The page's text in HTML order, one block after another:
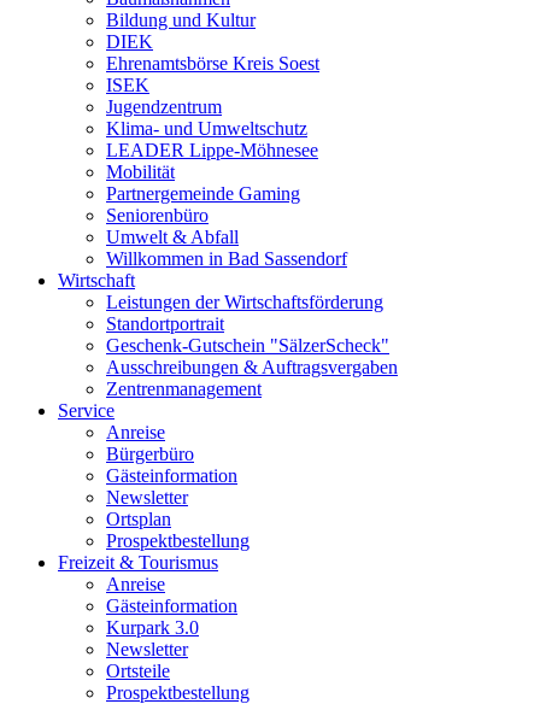
Bildung und Kultur
DIEK
Ehrenamtsbörse Kreis Soest
ISEK
Jugendzentrum
Klima- und Umweltschutz
LEADER Lippe-Möhnesee
Mobilität
Partnergemeinde Gaming
Seniorenbüro
Umwelt & Abfall
Willkommen in Bad Sassendorf
Wirtschaft
Leistungen der Wirtschaftsförderung
Standortportrait
Geschenk-Gutschein "SälzerScheck"
Ausschreibungen & Auftragsvergaben
Zentrenmanagement
Service
Anreise
Bürgerbüro
Gästeinformation
Newsletter
Ortsplan
Prospektbestellung
Freizeit & Tourismus
Anreise
Gästeinformation
Kurpark 3.0
Newsletter
Ortsteile
Prospektbestellung